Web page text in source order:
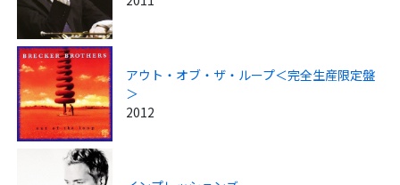
アウト・オブ・ザ・ループ＜完全生産限定盤
＞
2012